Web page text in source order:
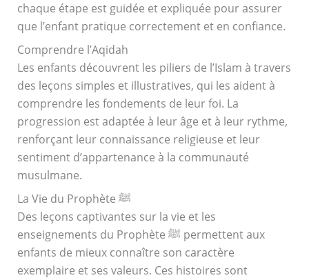
chaque étape est guidée et expliquée pour assurer
que l’enfant pratique correctement et en confiance.
Comprendre l’Aqidah
Les enfants découvrent les piliers de l’Islam à travers
des leçons simples et illustratives, qui les aident à
comprendre les fondements de leur foi. La
progression est adaptée à leur âge et à leur rythme,
renforçant leur connaissance religieuse et leur
sentiment d’appartenance à la communauté
musulmane.
La Vie du Prophète ﷺ
Des leçons captivantes sur la vie et les
enseignements du Prophète ﷺ permettent aux
enfants de mieux connaître son caractère
exemplaire et ses valeurs. Ces histoires sont